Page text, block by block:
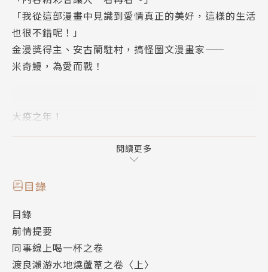
「我從這部漫畫中見識到愛情真正的美好，這樣的生活
也很不錯呢！」
金漫獎得主、安古蘭駐村，搞怪圖文漫畫家——
米奇鰻，為愛而戰！
大疫之年！
東京緊急事態，只好見招拆招、與疫共存！
一年記事、親身紀錄，主題式整理瑣碎日常。
防疫抉擇x在地觀察x夫妻相處。
當你不在身邊，我才了解什麼是想念。
閱讀更多
目錄
目錄
前情提要
同事線上喝一杯之卷
渡良瀨游水地燒蘆葦之卷〈上〉